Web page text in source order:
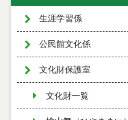
生涯学習係
公民館文化係
文化財保護室
文化財一覧